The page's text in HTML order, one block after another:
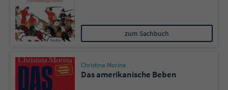
zum Sachbuch
Christina Morina
Das amerikanische Beben